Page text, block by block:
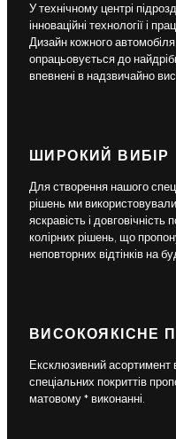
У технічному центрі
інноваційні технології і
Дизайн кожного
опрацьовується до
впевнені в надзвичайно
ШИРОКИЙ ВИБІР
Для створення нашого
рішень ми використовували
яскравість і
колірних рішень, що
неповторних відтінків на
ВИСОКОЯКІСНЕ
Ексклюзивний асортимент
спеціальних покриттів
матовому * виконанні.